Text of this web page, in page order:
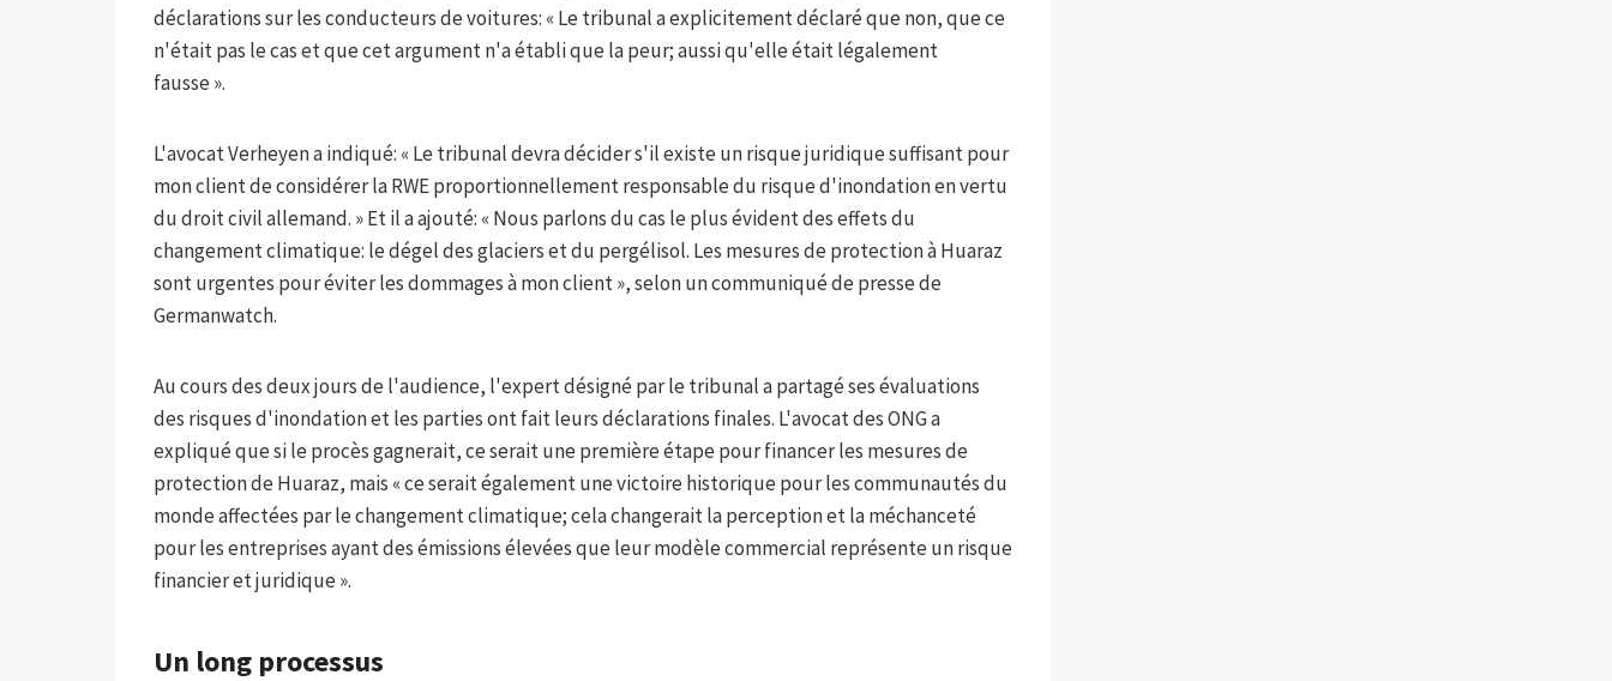
déclarations sur les conducteurs de voitures: « Le tribunal a explicitement déclaré que non, que ce
n'était pas le cas et que cet argument n'a établi que la peur; aussi qu'elle était légalement
fausse ».
L'avocat Verheyen a indiqué: « Le tribunal devra décider s'il existe un risque juridique suffisant pour
mon client de considérer la RWE proportionnellement responsable du risque d'inondation en vertu
du droit civil allemand. » Et il a ajouté: « Nous parlons du cas le plus évident des effets du
changement climatique: le dégel des glaciers et du pergélisol. Les mesures de protection à Huaraz
sont urgentes pour éviter les dommages à mon client », selon un communiqué de presse de
Germanwatch.
Au cours des deux jours de l'audience, l'expert désigné par le tribunal a partagé ses évaluations
des risques d'inondation et les parties ont fait leurs déclarations finales. L'avocat des ONG a
expliqué que si le procès gagnerait, ce serait une première étape pour financer les mesures de
protection de Huaraz, mais « ce serait également une victoire historique pour les communautés du
monde affectées par le changement climatique; cela changerait la perception et la méchanceté
pour les entreprises ayant des émissions élevées que leur modèle commercial représente un risque
financier et juridique ».
Un long processus